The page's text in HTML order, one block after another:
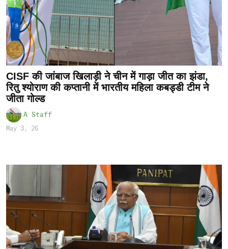
CISF की जांबाज खिलाड़ी ने चीन में गाड़ा जीत का झंडा,
रितु श्योराण की कप्तानी में भारतीय महिला कबड्डी टीम ने
जीता गोल्ड
A Staff
May 3, 26